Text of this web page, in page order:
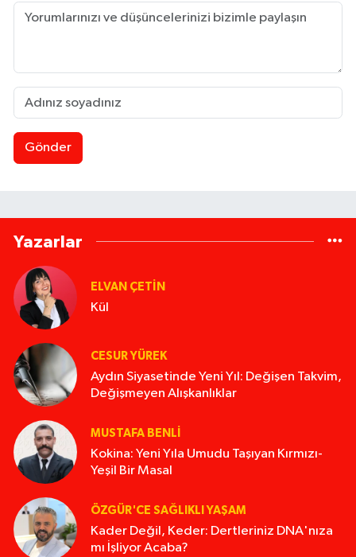
Gönder
Yazarlar
ELVAN ÇETIN
Kül
CESUR YÜREK
Aydın Siyasetinde Yeni Yıl: Değişen Takvim,
Değişmeyen Alışkanlıklar
MUSTAFA BENLI
Kokina: Yeni Yıla Umudu Taşıyan Kırmızı-
Yeşil Bir Masal
ÖZGÜR'CE SAĞLIKLI YAŞAM
Kader Değil, Keder: Dertleriniz DNA'nıza
mı İşliyor Acaba?